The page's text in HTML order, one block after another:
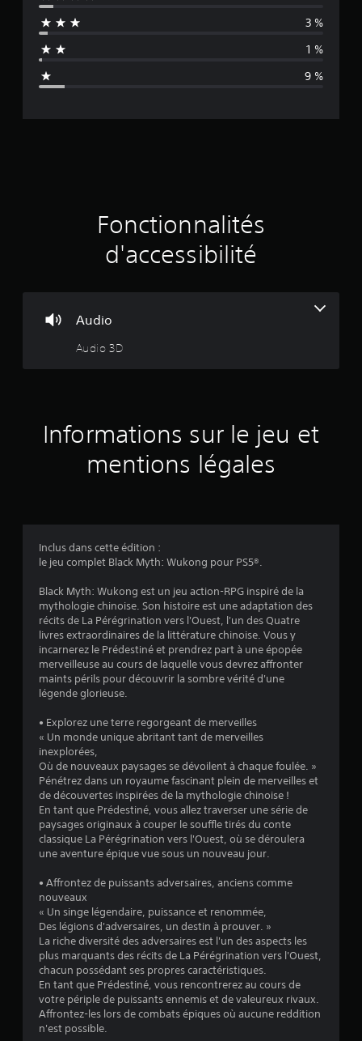
n
d
:
.
o
i
l
s
u
r
5
1
5
0
2
3 %
1 %
9 %
Fonctionnalités
d'accessibilité
Audio
Audio 3D
Informations sur le jeu et
mentions légales
Inclus dans cette édition :
le jeu complet Black Myth: Wukong pour PS5®.
Black Myth: Wukong est un jeu action-RPG inspiré de la
mythologie chinoise. Son histoire est une adaptation des
récits de La Pérégrination vers l'Ouest, l'un des Quatre
livres extraordinaires de la littérature chinoise. Vous y
incarnerez le Prédestiné et prendrez part à une épopée
merveilleuse au cours de laquelle vous devrez affronter
maints périls pour découvrir la sombre vérité d'une
légende glorieuse.
• Explorez une terre regorgeant de merveilles
« Un monde unique abritant tant de merveilles
inexplorées,
Où de nouveaux paysages se dévoilent à chaque foulée. »
Pénétrez dans un royaume fascinant plein de merveilles et
de découvertes inspirées de la mythologie chinoise !
En tant que Prédestiné, vous allez traverser une série de
paysages originaux à couper le souffle tirés du conte
classique La Pérégrination vers l'Ouest, où se déroulera
une aventure épique vue sous un nouveau jour.
• Affrontez de puissants adversaires, anciens comme
nouveaux
« Un singe légendaire, puissance et renommée,
Des légions d'adversaires, un destin à prouver. »
La riche diversité des adversaires est l'un des aspects les
plus marquants des récits de La Pérégrination vers l'Ouest,
chacun possédant ses propres caractéristiques.
En tant que Prédestiné, vous rencontrerez au cours de
votre périple de puissants ennemis et de valeureux rivaux.
Affrontez-les lors de combats épiques où aucune reddition
n'est possible.